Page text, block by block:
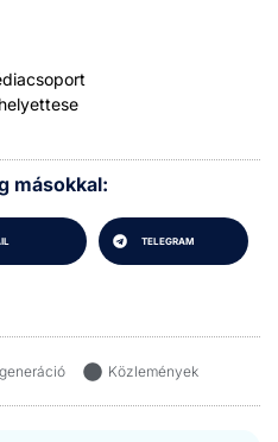
másokkal:
TELEGRAM
Közlemények